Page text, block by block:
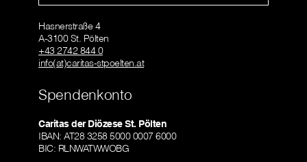
Hasnerstraße 4
A-3100 St. Pölten
+43 2742 844 0
info(at)caritas-stpoelten.at
Spendenkonto
Caritas der Diözese St. Pölten
IBAN: AT28 3258 5000 0007 6000
BIC: RLNWATWWOBG